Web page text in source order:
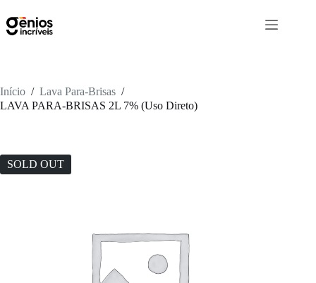
Início / Lava Para-Brisas /
LAVA PARA-BRISAS 2L 7% (Uso Direto)
SOLD OUT